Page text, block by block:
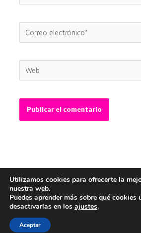
Correo
electrónico*
Web
Copyright © 2026 Abel Crespo -
Utilizamos cookies para ofrecerte la
nuestra web.
Puedes aprender más sobre qué cookies
desactivarlas en los ajustes.
Aceptar